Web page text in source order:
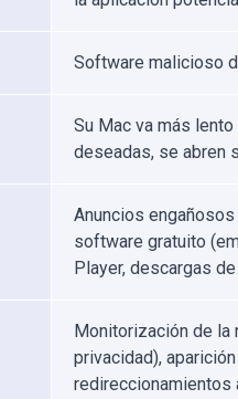
Software malicioso
Su Mac va más
deseadas, se abren
Anuncios
software gratuito
Player, descargas
Monitorización de la
privacidad),